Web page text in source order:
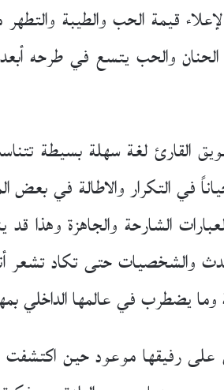
قيمة الحب والطيبة والتطهر
الحنان والحب يتسع في طرحه
القارئ لغة سهلة بسيطة
في التكرار والاطالة في
الشارحة والجاهزة
والشخصيات حتى تكاد
يضطرب في عالمها الداخلي
رفيقها موعود حين اكتشفت